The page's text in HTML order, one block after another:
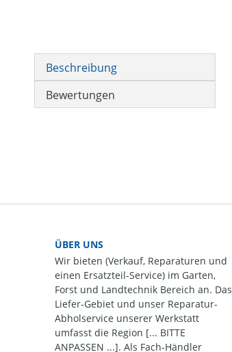
Beschreibung
Bewertungen
ÜBER UNS
Wir bieten (Verkauf, Reparaturen und
einen Ersatzteil-Service) im Garten,
Forst und Landtechnik Bereich an. Das
Liefer-Gebiet und unser Reparatur-
Abholservice unserer Werkstatt
umfasst die Region [... BITTE
ANPASSEN ...]. Als Fach-Händler